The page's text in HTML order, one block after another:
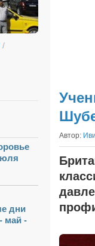
Автор:
/
дни
май -